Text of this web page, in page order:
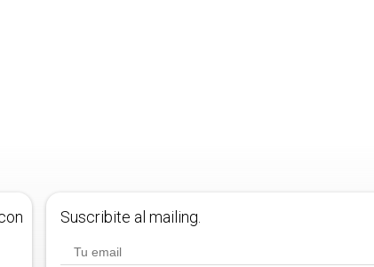
Suscribite al mailing.